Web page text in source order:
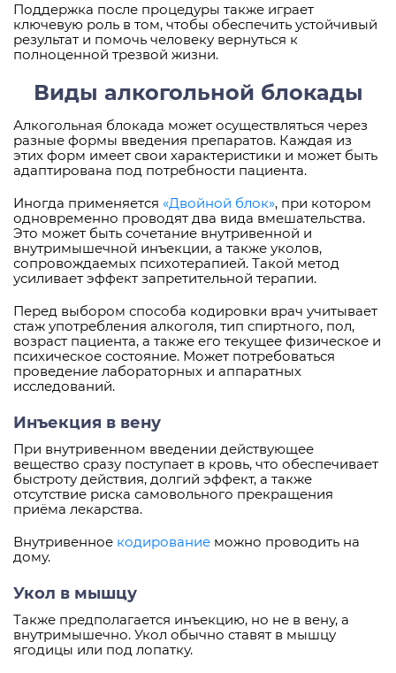
Поддержка после процедуры также играет
ключевую роль в том, чтобы обеспечить устойчивый
результат и помочь человеку вернуться к
полноценной трезвой жизни.
Виды алкогольной блокады
Алкогольная блокада может осуществляться через
разные формы введения препаратов. Каждая из
этих форм имеет свои характеристики и может быть
адаптирована под потребности пациента.
Иногда применяется «Двойной блок», при котором
одновременно проводят два вида вмешательства.
Это может быть сочетание внутривенной и
внутримышечной инъекции, а также уколов,
сопровождаемых психотерапией. Такой метод
усиливает эффект запретительной терапии.
Перед выбором способа кодировки врач учитывает
стаж употребления алкоголя, тип спиртного, пол,
возраст пациента, а также его текущее физическое и
психическое состояние. Может потребоваться
проведение лабораторных и аппаратных
исследований.
Инъекция в вену
При внутривенном введении действующее
вещество сразу поступает в кровь, что обеспечивает
быстроту действия, долгий эффект, а также
отсутствие риска самовольного прекращения
приёма лекарства.
Внутривенное кодирование можно проводить на
дому.
Укол в мышцу
Также предполагается инъекцию, но не в вену, а
внутримышечно. Укол обычно ставят в мышцу
ягодицы или под лопатку.